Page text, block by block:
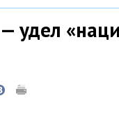
удел